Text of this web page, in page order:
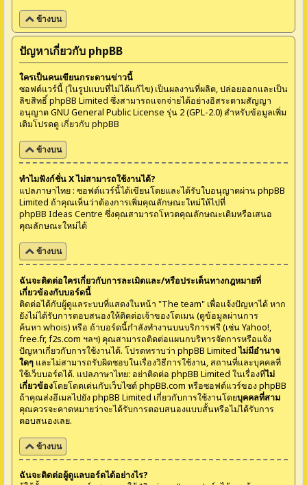
ข้างบน
ปัญหาเกี่ยวกับ phpBB
ใครเป็นคนเขียนกระดานข่าวนี้
ซอฟต์แวร์นี้ (ในรูปแบบที่ไม่ได้แก้ไข) เป็นผลงานที่ผลิต, ปล่อยออกและเป็น
ลิขสิทธิ์phpBB Limited ซึ่งสามารถแจกจ่ายได้อย่างอิสระตามสัญญา
อนุญาต GNU General Public License รุ่น 2 (GPL-2.0) สำหรับข้อมูลเพิ่ม
เติมโปรดดู เกี่ยวกับ phpBB
ข้างบน
ทำไมฟังก์ชั่น X ไม่สามารถใช้งานได้?
แปลภาษาไทย : ซอฟต์แวร์นี้ได้เขียนโดยและได้รับใบอนุญาตผ่าน phpBB
Limited ถ้าคุณเห็นว่าต้องการเพิ่มคุณลักษณะใหม่ให้ไปที่
phpBB Ideas Centre ซึ่งคุณสามารถโหวตคุณลักษณะเดิมหรือเสนอ
คุณลักษณะใหม่ได้
ข้างบน
ฉันจะติดต่อใครเกี่ยวกับการละเมิดและ/หรือประเด็นทางกฎหมายที่
เกี่ยวข้องกับบอร์ดนี้
ติดต่อได้กับผู้ดูแลระบบที่แสดงในหน้า "The team" เพื่อแจ้งปัญหาได้ หาก
ยังไม่ได้รับการตอบสนองให้ติดต่อเจ้าของโดเมน (ดูข้อมูลผ่านการ
ค้นหา whois) หรือ ถ้าบอร์ดนี้กำลังทำงานบนบริการฟรี (เช่น Yahoo!,
free.fr, f2s.com ฯลฯ) คุณสามารถติดต่อแผนกบริหารจัดการหรือแจ้ง
ปัญหาเกี่ยวกับการใช้งานได้. โปรดทราบว่า phpBB Limitedไม่มีอำนาจ
ใดๆ และไม่สามารถรับผิดชอบในเรื่องวิธีการใช้งาน, สถานที่และบุคคลที่
ใช้เว็บบอร์ดได้. แปลภาษาไทย: อย่าติดต่อ phpBB Limited ในเรื่องที่ไม่
เกี่ยวข้องโดยโดดเด่นกับเว็บไซต์ phpBB.com หรือซอฟต์แวร์ของ phpBB
ถ้าคุณส่งอีเมลไปยัง phpBB Limited เกี่ยวกับการใช้งานโดยบุคคลที่สาม
คุณควรจะคาดหมายว่าจะได้รับการตอบสนองแบบสั้นหรือไม่ได้รับการ
ตอบสนองเลย.
ข้างบน
ฉันจะติดต่อผู้ดูแลบอร์ดได้อย่างไร?